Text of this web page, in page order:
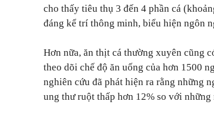
cho thấy tiêu thụ 3 đến 4 phần cá
đáng kể trí thông minh, biểu hiện ngôn
Hơn nữa, ăn thịt cá thường xuyên cũng
theo dõi chế độ ăn uống của hơn 1500
nghiên cứu đã phát hiện ra rằng những
ung thư ruột thấp hơn 12% so với